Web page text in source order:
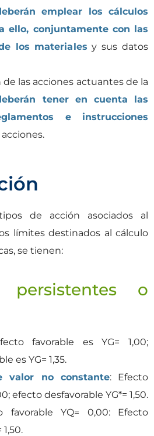
emplear los cálculos
ello, conjuntamente con las
los materiales y sus datos
de las acciones actuantes de la
tener en cuenta las
e instrucciones
acciones.
de acción asociados al
límites destinados al cálculo
se tienen:
persistentes o
favorable es YG= 1,00;
es YG= 1,35.
valor no constante: Efecto
efecto desfavorable YG*= 1,50.
favorable YQ= 0,00: Efecto